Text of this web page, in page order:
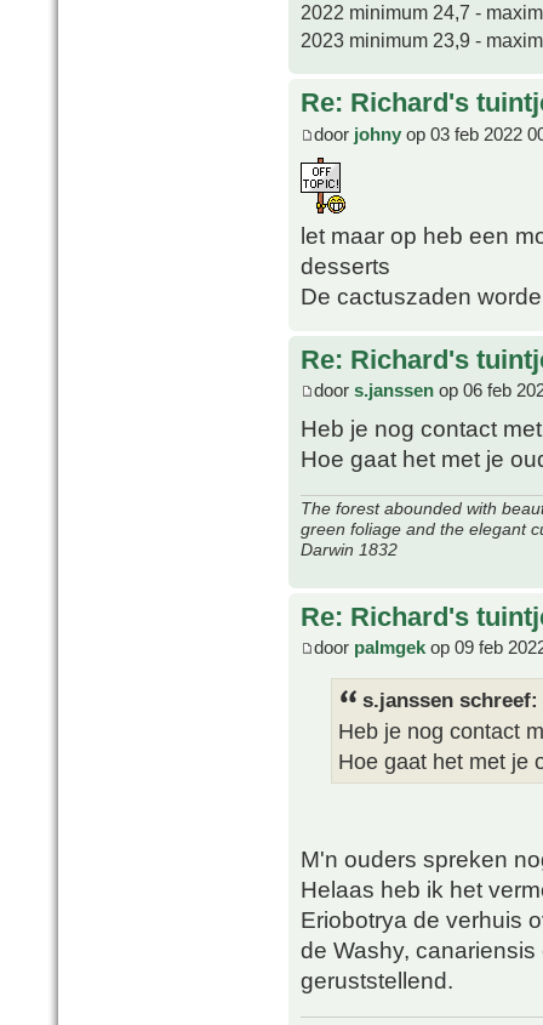
2022 minimum 24,7 -
2023 minimum 23,9 -
Re: Richard's
door johny op 03 feb 2022
let maar op heb een
desserts
De cactuszaden
Re: Richard's
door s.janssen op 06 feb
Heb je nog contact
Hoe gaat het met je
The forest abounded with
green foliage and the elegant
Darwin 1832
Re: Richard's
door palmgek op 09 feb
s.janssen schreef:
Heb je nog contact
Hoe gaat het met je
M'n ouders spreken
Helaas heb ik het
Eriobotrya de verhuis
de Washy,
geruststellend.